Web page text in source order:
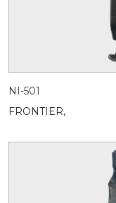
NI-501
FRONTIER,